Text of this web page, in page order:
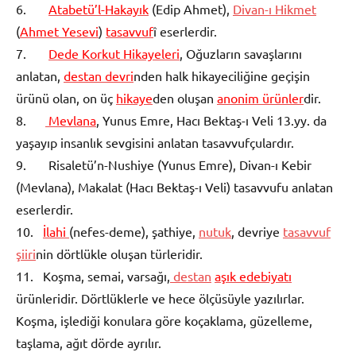
6. Atabetü’l-Hakayık (Edip Ahmet), Divan-ı Hikmet
(Ahmet Yesevi) tasavvufî eserlerdir.
7. Dede Korkut Hikayeleri, Oğuzların savaşlarını
anlatan, destan devrinden halk hikayeciliğine geçişin
ürünü olan, on üç hikayeden oluşan anonim ürünlerdir.
8.
Mevlana, Yunus Emre, Hacı Bektaş-ı Veli 13.yy. da
yaşayıp insanlık sevgisini anlatan tasavvufçulardır.
9. Risaletü’n-Nushiye (Yunus Emre), Divan-ı Kebir
(Mevlana), Makalat (Hacı Bektaş-ı Veli) tasavvufu anlatan
eserlerdir.
10. İlahi (nefes-deme), şathiye, nutuk, devriye tasavvuf
şiirinin dörtlükle oluşan türleridir.
11. Koşma, semai, varsağı, destan aşık edebiyatı
ürünleridir. Dörtlüklerle ve hece ölçüsüyle yazılırlar.
Koşma, işlediği konulara göre koçaklama, güzelleme,
taşlama, ağıt dörde ayrılır.